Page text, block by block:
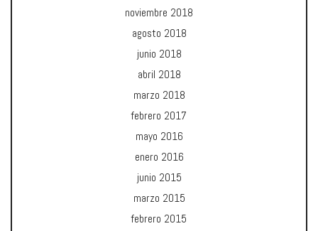
noviembre 2018
agosto 2018
junio 2018
abril 2018
marzo 2018
febrero 2017
mayo 2016
enero 2016
junio 2015
marzo 2015
febrero 2015